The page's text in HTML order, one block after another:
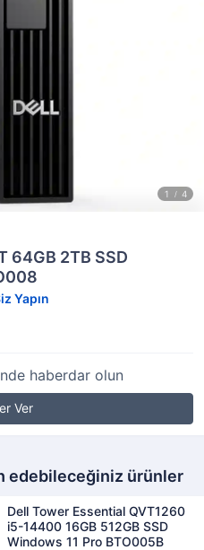
64GB 2TB SSD
Yapın
haberdar olun
Ver
edebileceğiniz ürünler
Dell Tower Essential QVT1260
i5-14400 16GB 512GB SSD
Windows 11 Pro BTO005B